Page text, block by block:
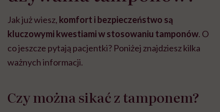
Jak już wiesz, komfort i bezpieczeństwo są
kluczowymi kwestiami w stosowaniu tamponów. O
co jeszcze pytają pacjentki? Poniżej znajdziesz kilka
ważnych informacji.
Czy można sikać z tamponem?